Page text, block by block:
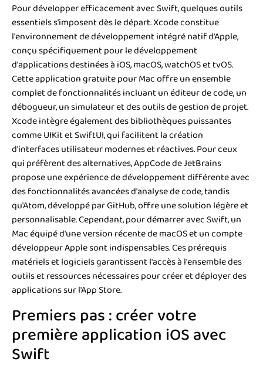
Pour développer efficacement avec Swift, quelques outils
essentiels s'imposent dès le départ. Xcode constitue
l'environnement de développement intégré natif d'Apple,
conçu spécifiquement pour le développement
d'applications destinées à iOS, macOS, watchOS et tvOS.
Cette application gratuite pour Mac offre un ensemble
complet de fonctionnalités incluant un éditeur de code, un
débogueur, un simulateur et des outils de gestion de projet.
Xcode intègre également des bibliothèques puissantes
comme UIKit et SwiftUI, qui facilitent la création
d'interfaces utilisateur modernes et réactives. Pour ceux
qui préfèrent des alternatives, AppCode de JetBrains
propose une expérience de développement différente avec
des fonctionnalités avancées d'analyse de code, tandis
qu'Atom, développé par GitHub, offre une solution légère et
personnalisable. Cependant, pour démarrer avec Swift, un
Mac équipé d'une version récente de macOS et un compte
développeur Apple sont indispensables. Ces prérequis
matériels et logiciels garantissent l'accès à l'ensemble des
outils et ressources nécessaires pour créer et déployer des
applications sur l'App Store.
Premiers pas : créer votre
première application iOS avec
Swift